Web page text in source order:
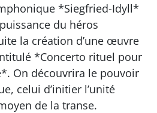
*Siegfried-Idyll*
du héros
la création d’une œuvre
*Concerto rituel pour
On découvrira le pouvoir
celui d’initier l’unité
de la transe.